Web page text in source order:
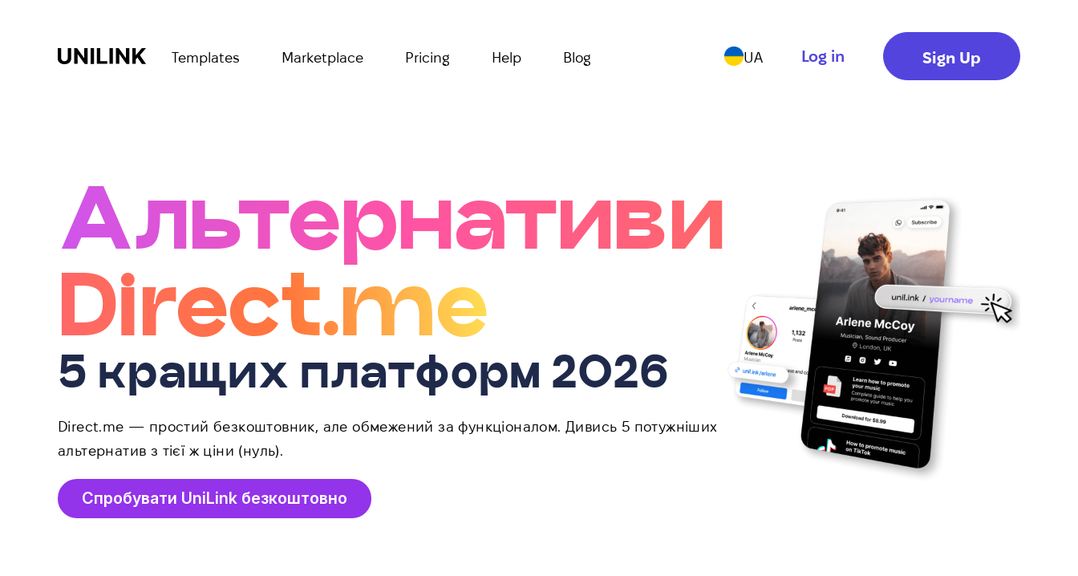
Templates Marketplace Pricing Help Blog UA Log in Sign Up
Альтернативи
Direct.me
5 кращих платформ 2026
Direct.me — простий безкоштовник, але обмежений за функціоналом. Дивись 5 потужніших
альтернатив з тієї ж ціни (нуль).
Спробувати UniLink безкоштовно